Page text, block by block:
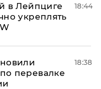
в Лейпциге
укреплять
18:44
перевалке
18:38